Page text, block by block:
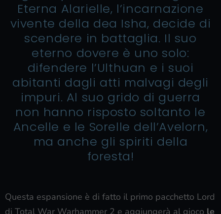
Eterna Alarielle, l’incarnazione
vivente della dea Isha, decide di
scendere in battaglia. Il suo
eterno dovere è uno solo:
difendere l’Ulthuan e i suoi
abitanti dagli atti malvagi degli
impuri. Al suo grido di guerra
non hanno risposto soltanto le
Ancelle e le Sorelle dell’Avelorn,
ma anche gli spiriti della
foresta!
Questa espansione è di fatto il primo pacchetto Lord
di Total War Warhammer 2 e aggiungerà al gioco le